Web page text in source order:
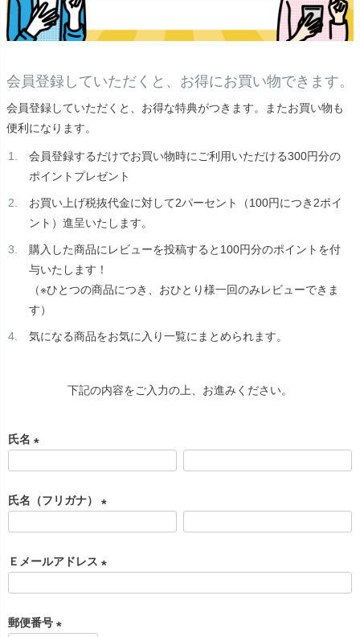
会員登録していただくと、お得にお買い物できます。
会員登録していただくと、お得な特典がつきます。またお買い物も
便利になります。
会員登録するだけでお買い物時にご利用いただける300円分の
ポイントプレゼント
お買い上げ税抜代金に対して2パーセント（100円につき2ポイ
ント）進呈いたします。
購入した商品にレビューを投稿すると100円分のポイントを付
与いたします！
（※ひとつの商品につき、おひとり様一回のみレビューできま
す）
気になる商品をお気に入り一覧にまとめられます。
下記の内容をご入力の上、お進みください。
氏名
須
氏名（フリガナ）
須
Ｅメールアドレス
郵便番号